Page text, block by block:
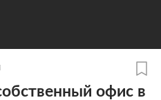
офис в